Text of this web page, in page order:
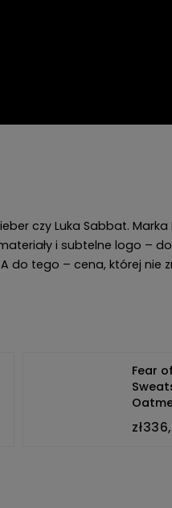
czy Luka Sabbat. Marka
i subtelne logo –
tego – cena, której nie
Fear